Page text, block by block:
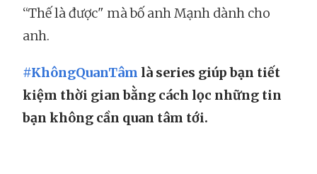
“Thế là được" mà bố anh Mạnh dành cho
anh.
#KhôngQuanTâm là series giúp bạn tiết
kiệm thời gian bằng cách lọc những tin
bạn không cần quan tâm tới.